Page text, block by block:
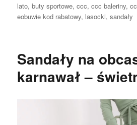
lato,buty sportowe,ccc,ccc baleriny,
eobuwie kod rabatowy, lasocki,sandały
Sandały na
karnawał –